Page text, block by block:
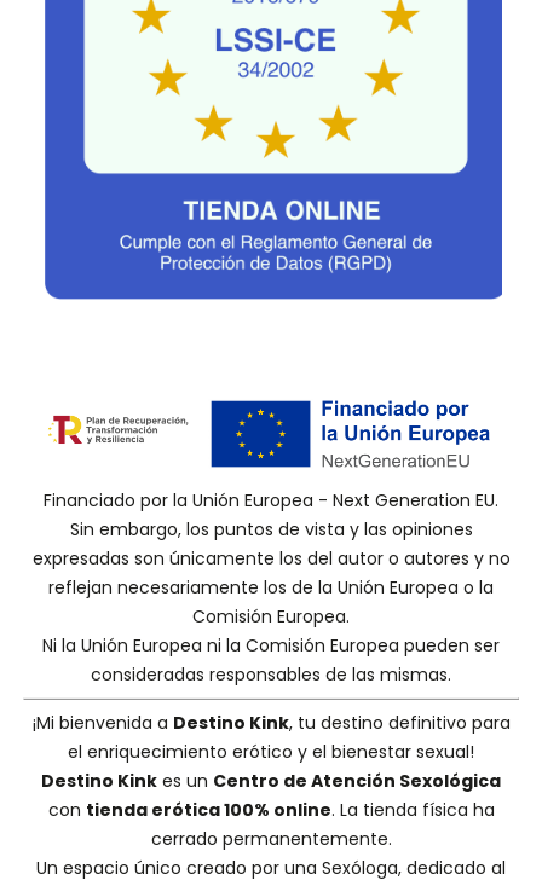
Financiado por la Unión Europea - Next Generation EU.
Sin embargo, los puntos de vista y las opiniones
expresadas son únicamente los del autor o autores y no
reflejan necesariamente los de la Unión Europea o la
Comisión Europea.
Ni la Unión Europea ni la Comisión Europea pueden ser
consideradas responsables de las mismas.
¡Mi bienvenida a Destino Kink, tu destino definitivo para
el enriquecimiento erótico y el bienestar sexual!
Destino Kink es un Centro de Atención Sexológica
con tienda erótica 100% online. La tienda física ha
cerrado permanentemente.
Un espacio único creado por una Sexóloga, dedicado al